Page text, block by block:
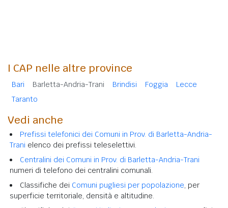
I CAP nelle altre province
Bari Barletta-Andria-Trani Brindisi Foggia
Lecce
Taranto
Vedi anche
Prefissi telefonici dei Comuni in Prov. di Barletta-Andria-
Trani elenco dei prefissi teleselettivi.
Centralini dei Comuni in Prov. di Barletta-Andria-Trani
numeri di telefono dei centralini comunali.
Classifiche dei Comuni pugliesi per popolazione, per
superficie territoriale, densità e altitudine.